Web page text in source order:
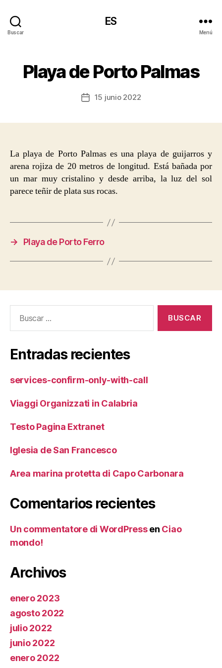
Buscar
ES
Menú
Playa de Porto Palmas
Fecha15 junio 2022
La playa de Porto Palmas es una playa de guijarros y
arena rojiza de 20 metros de longitud. Está bañada por
un mar muy cristalino y desde arriba, la luz del sol
parece teñir de plata sus rocas.
→ Playa de Porto Ferro
Entradas recientes
services-confirm-only-with-call
Viaggi Organizzati in Calabria
Testo Pagina Extranet
Iglesia de San Francesco
Area marina protetta di Capo Carbonara
Comentarios recientes
Un commentatore di WordPressen Ciao
mondo!
Archivos
enero 2023
agosto 2022
julio 2022
junio 2022
enero 2022